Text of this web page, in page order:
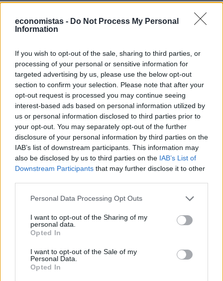
economistas - Do Not Process My Personal
Information
If you wish to opt-out of the sale, sharing to third parties, or
processing of your personal or sensitive information for
targeted advertising by us, please use the below opt-out
section to confirm your selection. Please note that after your
opt-out request is processed you may continue seeing
interest-based ads based on personal information utilized by
us or personal information disclosed to third parties prior to
your opt-out. You may separately opt-out of the further
disclosure of your personal information by third parties on the
IAB’s list of downstream participants. This information may
also be disclosed by us to third parties on the IAB’s List of
Downstream Participants that may further disclose it to other
Personal Data Processing Opt Outs
I want to opt-out of the Sharing of my
personal data.
Opted In
I want to opt-out of the Sale of my
Personal Data.
Opted In
Από ρεκόρ σε ρεκόρ ο Εξωδικαστικός
Σημαντικό ορόσημο κατέγραψε τον Ιούλιο ο Εξωδικαστικός
Μηχανισμός. Οι συνολικές ρυθμίσεις ξεπέρασαν τα 20 δισ. ευρώ από
Ιουλίου, έχουν ολοκληρωθεί 66.578 ρυθμίσεις, οι οποίες
αντιστοιχούν σε αρχικές οφειλές ύψους 20,19 δισ. ευρώ.
NEWSROOM/05 Αυγ 2026
ΟΙΚΟΝΟΜΙΑ
Μπαράζ εισηγήσεων για φοροελαφρύνσεις
Σε περίπου έναν μήνα από σήμερα, από το βήμα της ΔΕΘ, ο
πρωθυπουργός θα ανοίξει τα χαρτιά του για την οικονομική